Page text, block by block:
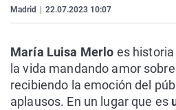
Madrid 22.07.2023 10:07
María Luisa Merlo es historia
la vida mandando amor
recibiendo la emoción del
aplausos. En un lugar que es